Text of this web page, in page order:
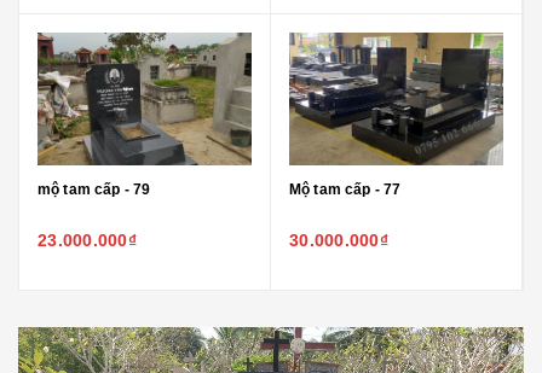
mộ tam cấp - 79
23.000.000₫
Mộ tam cấp - 77
30.000.000₫